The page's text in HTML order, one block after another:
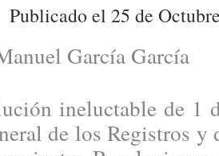
Publicado el 25 de
García García
ineluctable de 1
de los Registros